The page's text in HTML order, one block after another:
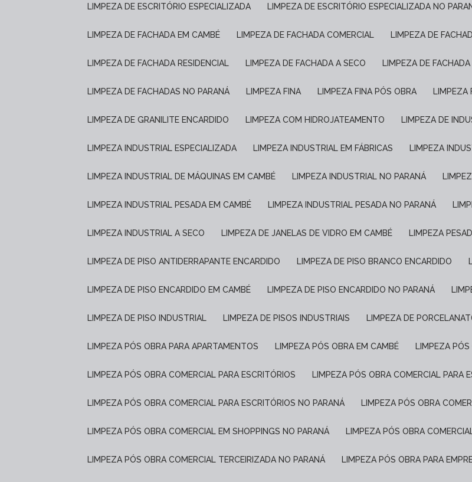
LIMPEZA DE ESCRITÓRIO ESPECIALIZADA LIMPEZA DE ESCRITÓRIO ESPECIALIZADA NO
LIMPEZA DE FACHADA EM CAMBÉ LIMPEZA DE FACHADA COMERCIAL LIMPEZA DE
LIMPEZA DE FACHADA RESIDENCIAL LIMPEZA DE FACHADA A SECO LIMPEZA DE
LIMPEZA DE FACHADAS NO PARANÁ LIMPEZA FINA LIMPEZA FINA PÓS OBRA
LIMPEZA DE GRANILITE ENCARDIDO LIMPEZA COM HIDROJATEAMENTO LIMPEZA DE
LIMPEZA INDUSTRIAL ESPECIALIZADA LIMPEZA INDUSTRIAL EM FÁBRICAS LIMPEZA
LIMPEZA INDUSTRIAL DE MÁQUINAS EM CAMBÉ LIMPEZA INDUSTRIAL NO PARANÁ
LIMPEZA INDUSTRIAL PESADA EM CAMBÉ LIMPEZA INDUSTRIAL PESADA NO PARANÁ
LIMPEZA INDUSTRIAL A SECO LIMPEZA DE JANELAS DE VIDRO EM CAMBÉ LIMPEZA
LIMPEZA DE PISO ANTIDERRAPANTE ENCARDIDO LIMPEZA DE PISO BRANCO ENCARDIDO
LIMPEZA DE PISO ENCARDIDO EM CAMBÉ LIMPEZA DE PISO ENCARDIDO NO PARANÁ
LIMPEZA DE PISO INDUSTRIAL LIMPEZA DE PISOS INDUSTRIAIS LIMPEZA DE
LIMPEZA PÓS OBRA PARA APARTAMENTOS LIMPEZA PÓS OBRA EM CAMBÉ LIMPEZA
LIMPEZA PÓS OBRA COMERCIAL PARA ESCRITÓRIOS LIMPEZA PÓS OBRA COMERCIAL PARA
LIMPEZA PÓS OBRA COMERCIAL PARA ESCRITÓRIOS NO PARANÁ LIMPEZA PÓS OBRA
LIMPEZA PÓS OBRA COMERCIAL EM SHOPPINGS NO PARANÁ LIMPEZA PÓS OBRA
LIMPEZA PÓS OBRA COMERCIAL TERCEIRIZADA NO PARANÁ LIMPEZA PÓS OBRA PARA